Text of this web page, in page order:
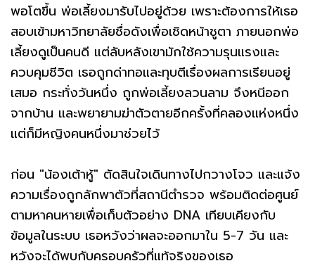
พอโตขึ้น พ่อเลี้ยงมารับไปอยู่ด้วย เพราะต้องการให้เธอ
สอบเข้ามหาวิทยาลัยชื่อดังเพื่อเชิดหน้าชูตา ภายนอกพ่อ
เลี้ยงดูเป็นคนดี แต่ลับหลังเขามักใช้ความรุนแรงและ
ควบคุมชีวิต เธอถูกด่าทอและทุบตีเรื่องผลการเรียนอยู่
เสมอ กระทั่งวันหนึ่ง ถูกพ่อเลี้ยงลวนลาม จึงหนีออก
จากบ้าน และพยายามฆ่าตัวตายอีกครั้งที่คลองแห่งหนึ่ง
แต่ก็มีหญิงคนหนึ่งมาช่วยไว้
ก่อน "น้องเต้าหู้" ตัดสินใจเดินทางไปกวางโจว และแจ้ง
ความเรื่องถูกลักพาตัวที่สถานีตำรวจ พร้อมติดต่อศูนย์
ตามหาคนหายเพื่อเก็บตัวอย่าง DNA เทียบเคียงกับ
ข้อมูลในระบบ เธอหวังว่าผลจะออกมาใน 5-7 วัน และ
หวังจะได้พบกับครอบครัวที่แท้จริงของเธอ